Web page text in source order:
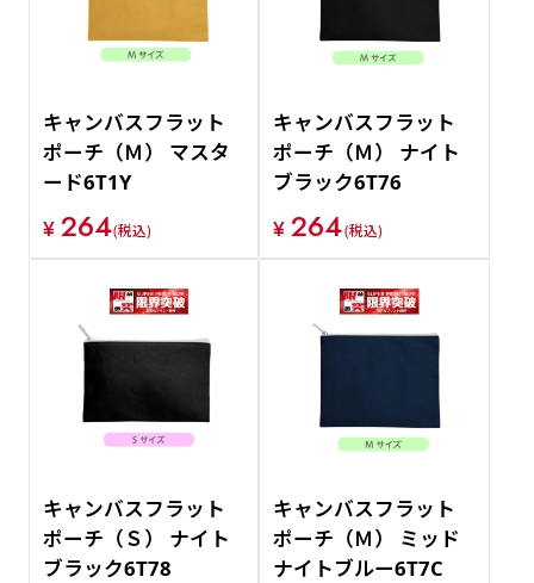
キャンバスフラット
ポーチ（Ｍ） マスタ
ード6T1Y
¥ 264(税込)
キャンバスフラット
ポーチ（Ｍ） ナイト
ブラック6T76
¥ 264(税込)
キャンバスフラット
ポーチ（Ｓ） ナイト
ブラック6T78
キャンバスフラット
ポーチ（Ｍ） ミッド
ナイトブルー6T7C